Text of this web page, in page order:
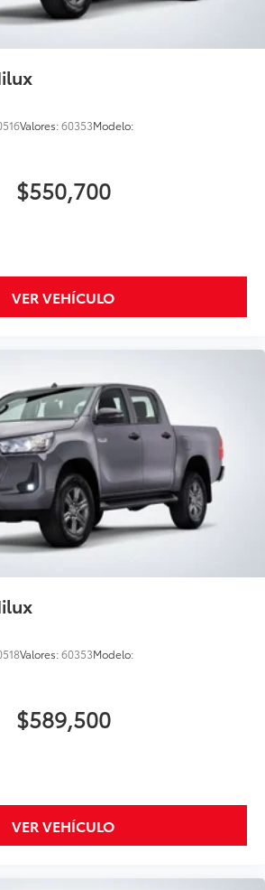
Valores:60353Modelo:
$550,700
VER VEHÍCULO
Valores:60353Modelo:
$589,500
VER VEHÍCULO